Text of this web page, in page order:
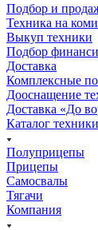
Подбор и
Техника на
Выкуп техники
Подбор
Доставка
Комплексные
Дооснащение
Доставка «До
Каталог техники
Полуприцепы
Прицепы
Самосвалы
Тягачи
Компания